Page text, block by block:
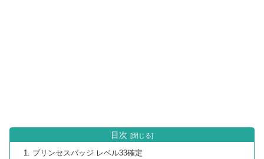
目次
プリンセスバッジ レベル33確定